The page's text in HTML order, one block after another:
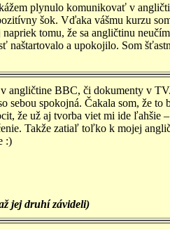
plynulo komunikovať v
šok. Vďaka vášmu kurzu
tomu, že sa angličtinu
naštartovalo a upokojilo. Som
angličtine BBC, či dokumenty v
sebou spokojná. Čakala som, že
že už aj tvorba viet mi ide ľahšie
Takže zatiaľ toľko k mojej
:)
jej druhí závideli)